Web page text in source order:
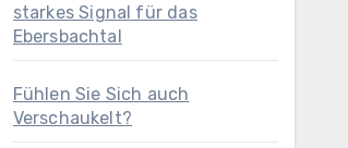
starkes Signal für das
Ebersbachtal
Fühlen Sie Sich auch
Verschaukelt?